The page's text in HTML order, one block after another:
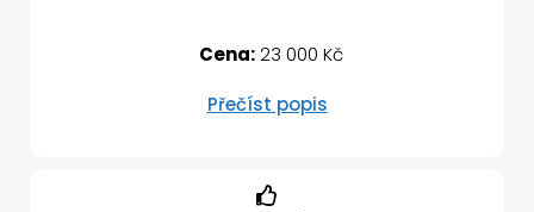
Cena:23 000 Kč
Přečíst popis